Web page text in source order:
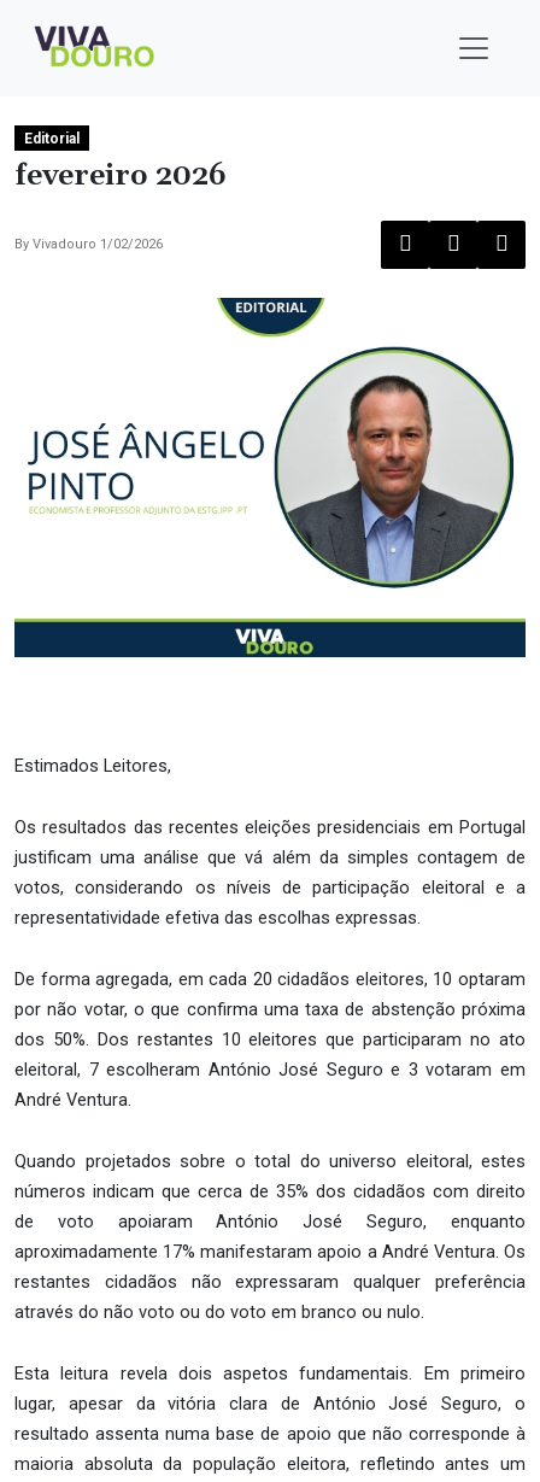
Editorial
fevereiro 2026
By Vivadouro 1/02/2026
Estimados Leitores,
Os resultados das recentes eleições presidenciais em Portugal
justificam uma análise que vá além da simples contagem de
votos, considerando os níveis de participação eleitoral e a
representatividade efetiva das escolhas expressas.
De forma agregada, em cada 20 cidadãos eleitores, 10 optaram
por não votar, o que confirma uma taxa de abstenção próxima
dos 50%. Dos restantes 10 eleitores que participaram no ato
eleitoral, 7 escolheram António José Seguro e 3 votaram em
André Ventura.
Quando projetados sobre o total do universo eleitoral, estes
números indicam que cerca de 35% dos cidadãos com direito
de voto apoiaram António José Seguro, enquanto
aproximadamente 17% manifestaram apoio a André Ventura. Os
restantes cidadãos não expressaram qualquer preferência
através do não voto ou do voto em branco ou nulo.
Esta leitura revela dois aspetos fundamentais. Em primeiro
lugar, apesar da vitória clara de António José Seguro, o
resultado assenta numa base de apoio que não corresponde à
maioria absoluta da população eleitora, refletindo antes um